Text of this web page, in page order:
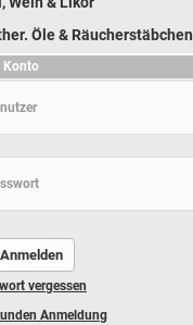
Öle & Räucherstäbchen
Konto
Anmelden
vergessen
Anmeldung